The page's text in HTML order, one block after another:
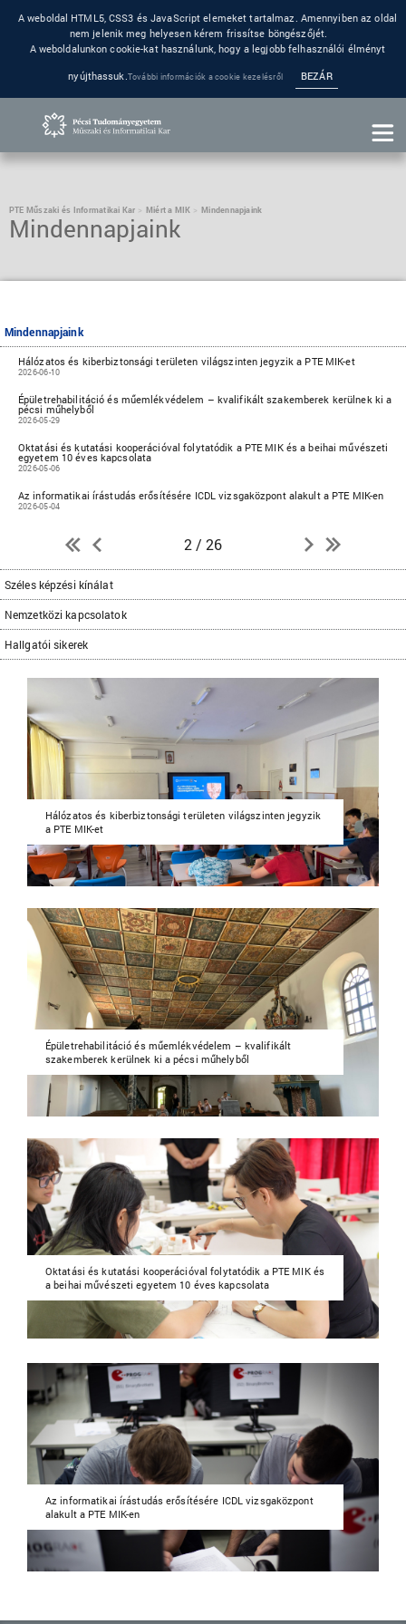
A weboldal HTML5, CSS3 és JavaScript elemeket tartalmaz. Amennyiben az oldal
nem jelenik meg helyesen kérem frissítse böngészőjét.
A weboldalunkon cookie-kat használunk, hogy a legjobb felhasználói élményt
nyújthassuk. További információk a cookie kezelésről BEZÁR
PTE Műszaki és Informatikai Kar Miért a MIK Mindennapjaink
Mindennapjaink
Mindennapjaink
Hálózatos és kiberbiztonsági területen világszinten jegyzik a PTE MIK-et
2026-06-10
Épületrehabilitáció és műemlékvédelem – kvalifikált szakemberek kerülnek ki a
pécsi műhelyből
2026-05-29
Oktatási és kutatási kooperációval folytatódik a PTE MIK és a beihai művészeti
egyetem 10 éves kapcsolata
2026-05-06
Az informatikai írástudás erősítésére ICDL vizsgaközpont alakult a PTE MIK-en
2026-05-04
2 / 26
Széles képzési kínálat
Nemzetközi kapcsolatok
Hallgatói sikerek
Hálózatos és kiberbiztonsági területen világszinten jegyzik
a PTE MIK-et
Épületrehabilitáció és műemlékvédelem – kvalifikált
szakemberek kerülnek ki a pécsi műhelyből
Oktatási és kutatási kooperációval folytatódik a PTE MIK és
a beihai művészeti egyetem 10 éves kapcsolata
Az informatikai írástudás erősítésére ICDL vizsgaközpont
alakult a PTE MIK-en